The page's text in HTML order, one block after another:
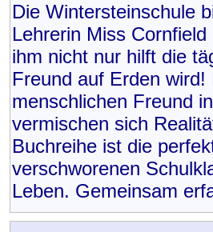
Die Wintersteinschule
Lehrerin Miss
ihm nicht nur hilft die
Freund auf Erden
menschlichen Freund
vermischen sich
Buchreihe ist die
verschworenen
Leben. Gemeinsam